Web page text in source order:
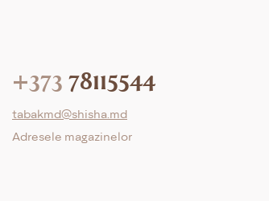
+373 78115544
tabakmd@shisha.md
Adresele magazinelor